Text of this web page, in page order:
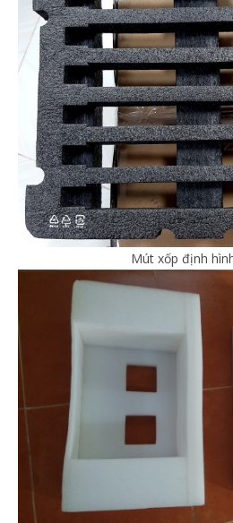
Mút xốp định